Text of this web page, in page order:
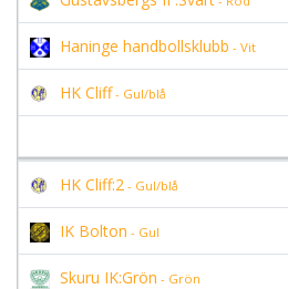
Haninge handbollsklubb - Vit
HK Cliff- Gul/blå
HK Cliff:2 - Gul/blå
IK Bolton - Gul
Skuru IK:Grön - Grön